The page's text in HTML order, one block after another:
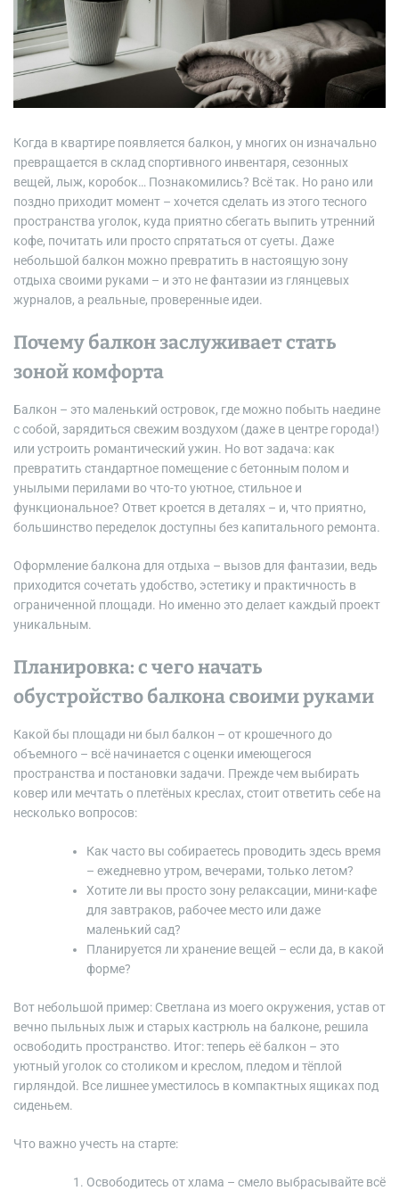
Когда в квартире появляется балкон, у многих он изначально
превращается в склад спортивного инвентаря, сезонных
вещей, лыж, коробок… Познакомились? Всё так. Но рано или
поздно приходит момент – хочется сделать из этого тесного
пространства уголок, куда приятно сбегать выпить утренний
кофе, почитать или просто спрятаться от суеты. Даже
небольшой балкон можно превратить в настоящую зону
отдыха своими руками – и это не фантазии из глянцевых
журналов, а реальные, проверенные идеи.
Почему балкон заслуживает стать
зоной комфорта
Балкон – это маленький островок, где можно побыть наедине
с собой, зарядиться свежим воздухом (даже в центре города!)
или устроить романтический ужин. Но вот задача: как
превратить стандартное помещение с бетонным полом и
унылыми перилами во что-то уютное, стильное и
функциональное? Ответ кроется в деталях – и, что приятно,
большинство переделок доступны без капитального ремонта.
Оформление балкона для отдыха – вызов для фантазии, ведь
приходится сочетать удобство, эстетику и практичность в
ограниченной площади. Но именно это делает каждый проект
уникальным.
Планировка: с чего начать
обустройство балкона своими руками
Какой бы площади ни был балкон – от крошечного до
объемного – всё начинается с оценки имеющегося
пространства и постановки задачи. Прежде чем выбирать
ковер или мечтать о плетёных креслах, стоит ответить себе на
несколько вопросов:
Как часто вы собираетесь проводить здесь время
– ежедневно утром, вечерами, только летом?
Хотите ли вы просто зону релаксации, мини-кафе
для завтраков, рабочее место или даже
маленький сад?
Планируется ли хранение вещей – если да, в какой
форме?
Вот небольшой пример: Светлана из моего окружения, устав от
вечно пыльных лыж и старых кастрюль на балконе, решила
освободить пространство. Итог: теперь её балкон – это
уютный уголок со столиком и креслом, пледом и тёплой
гирляндой. Все лишнее уместилось в компактных ящиках под
сиденьем.
Что важно учесть на старте:
Освободитесь от хлама – смело выбрасывайте всё